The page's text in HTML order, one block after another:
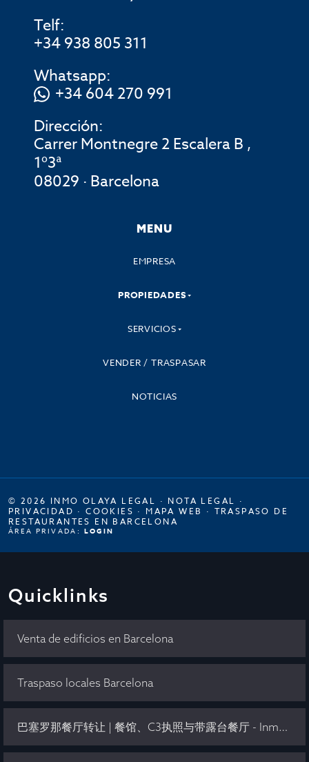
Telf:
+34 938 805 311
Whatsapp:
+34 604 270 991
Dirección:
Carrer Montnegre 2 Escalera B ,
1º3ª
08029 · Barcelona
MENU
EMPRESA
PROPIEDADES
SERVICIOS
VENDER / TRASPASAR
NOTICIAS
© 2026 INMO OLAYA LEGAL · NOTA LEGAL ·
PRIVACIDAD ·COOKIES · MAPA WEB · TRASPASO DE
RESTAURANTES EN BARCELONA
ÁREA PRIVADA: LOGIN
Quicklinks
Venta de edificios en Barcelona
Traspaso locales Barcelona
巴塞罗那餐厅转让 | 餐馆、C3执照与带露台餐厅 - Inmo Olaya